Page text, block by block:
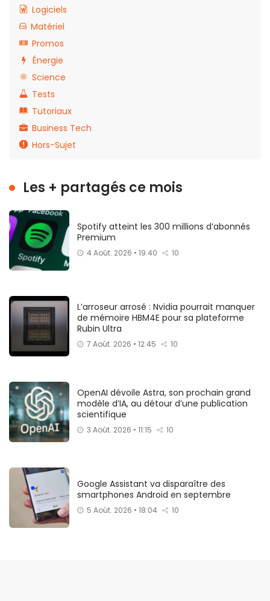
Logiciels
Matériel
Promos
Énergie
Science
Tests
Tutoriaux
Business Tech
Hors-Sujet
Les + partagés ce mois
Spotify atteint les 300 millions d’abonnés
Premium
4 Août. 2026 • 19:40 10
L’arroseur arrosé : Nvidia pourrait manquer
de mémoire HBM4E pour sa plateforme
Rubin Ultra
7 Août. 2026 • 12:45 10
OpenAI dévoile Astra, son prochain grand
modèle d’IA, au détour d’une publication
scientifique
3 Août. 2026 • 11:15 10
Google Assistant va disparaître des
smartphones Android en septembre
5 Août. 2026 • 18:04 10